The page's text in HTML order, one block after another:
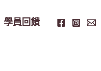
學員回饋